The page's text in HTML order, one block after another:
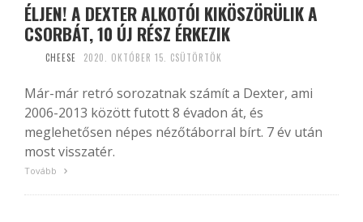
ÉLJEN! A DEXTER ALKOTÓI KIKÖSZÖRÜLIK A
CSORBÁT, 10 ÚJ RÉSZ ÉRKEZIK
CHEESE 2020. OKTÓBER 15. CSÜTÖRTÖK
Már-már retró sorozatnak számít a Dexter, ami
2006-2013 között futott 8 évadon át, és
meglehetősen népes nézőtáborral bírt. 7 év után
most visszatér.
Tovább